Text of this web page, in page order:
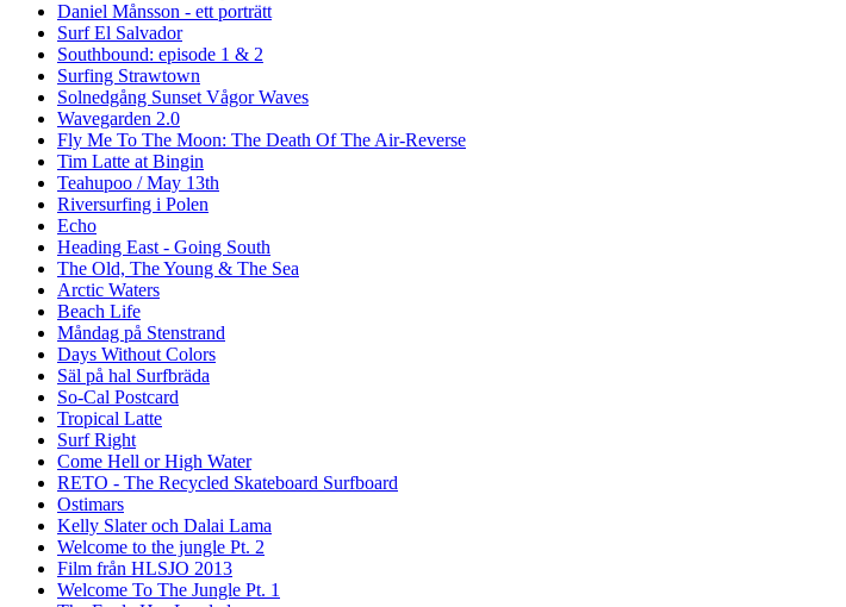
Daniel Månsson - ett porträtt
Surf El Salvador
Southbound: episode 1 & 2
Surfing Strawtown
Solnedgång Sunset Vågor Waves
Wavegarden 2.0
Fly Me To The Moon: The Death Of The Air-Reverse
Tim Latte at Bingin
Teahupoo / May 13th
Riversurfing i Polen
Echo
Heading East - Going South
The Old, The Young & The Sea
Arctic Waters
Beach Life
Måndag på Stenstrand
Days Without Colors
Säl på hal Surfbräda
So-Cal Postcard
Tropical Latte
Surf Right
Come Hell or High Water
RETO - The Recycled Skateboard Surfboard
Ostimars
Kelly Slater och Dalai Lama
Welcome to the jungle Pt. 2
Film från HLSJO 2013
Welcome To The Jungle Pt. 1